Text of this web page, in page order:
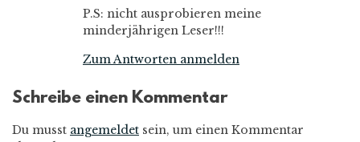
P.S: nicht ausprobieren meine
minderjährigen Leser!!!
Zum Antworten anmelden
Schreibe einen Kommentar
Du musst angemeldet sein, um einen Kommentar